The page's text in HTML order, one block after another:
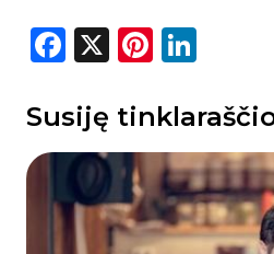
Facebook
X
Susiję